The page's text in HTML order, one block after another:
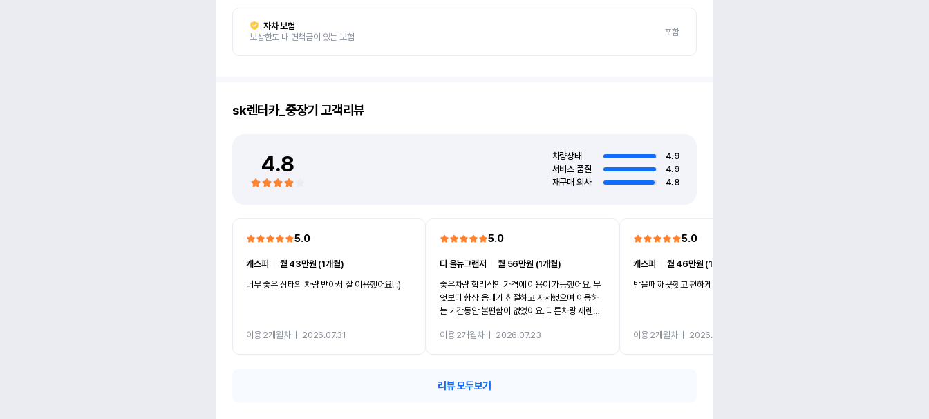
자차 보험
보상한도 내 면책금이 있는 보험
포함
sk렌터카_중장기 고객리뷰
4.8 차량상태
4.9
서비스 품질
4.9
재구매 의사
4.8
5.0
캐스퍼
월 43만원 (1개월)
너무 좋은 상태의 차량 받아서 잘 이용했어요! :)
이용 2개월차ㅣ 2026.07.31
5.0
디 올뉴그랜저 ㅣ월 56만원 (1개월)
좋은차량 합리적인 가격에 이용이 가능했어요. 무
엇보다 항상 응대가 친절하고 자세했으며 이용하
는 기간동안 불편함이 없었어요. 다른차량 재렌트
카 렌트 고민없이 강추합니다!!
이용 2개월차ㅣ 2026.07.23
5.0
캐스퍼
월 46만원 (1개월)
받을때 깨끗햇고 편하게 잘이용했습니다!
이용 2개월차ㅣ 2026.07.08
리뷰 모두보기